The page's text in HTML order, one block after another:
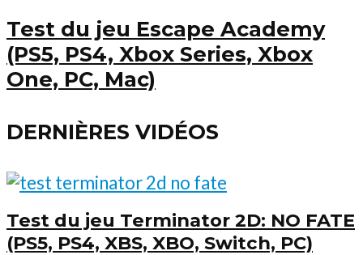
Test du jeu Escape Academy
(PS5, PS4, Xbox Series, Xbox
One, PC, Mac)
DERNIÈRES VIDÉOS
Test du jeu Terminator 2D: NO FATE
(PS5, PS4, XBS, XBO, Switch, PC)